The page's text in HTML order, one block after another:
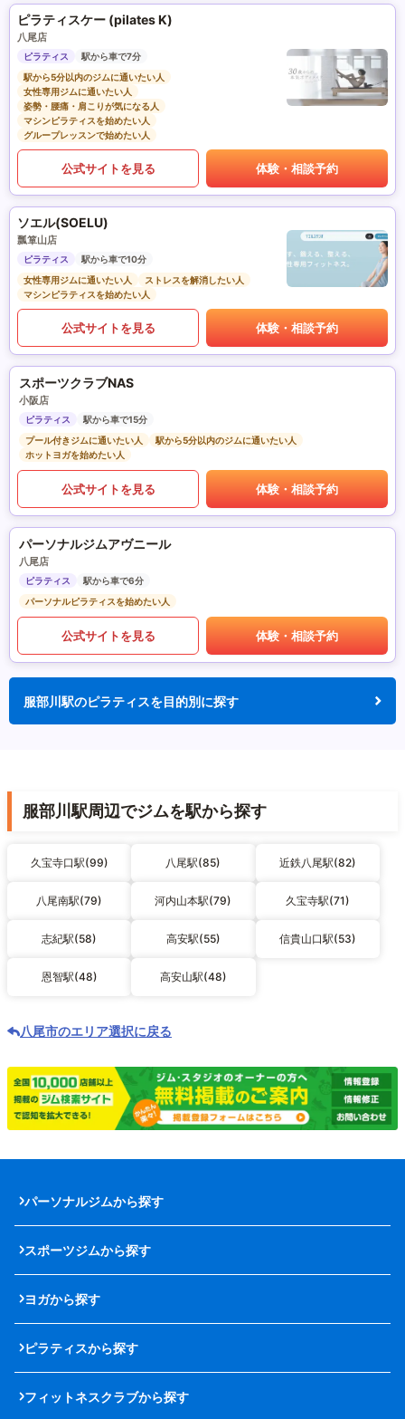
ピラティスケー (pilates K)
八尾店
ピラティス
駅から車で7分
駅から5分以内のジムに通いたい人
女性専用ジムに通いたい人
姿勢・腰痛・肩こりが気になる人
マシンピラティスを始めたい人
グループレッスンで始めたい人
公式サイトを見る 体験・相談予約
ソエル(SOELU)
瓢箪山店
ピラティス
駅から車で10分
女性専用ジムに通いたい人
ストレスを解消したい人
マシンピラティスを始めたい人
公式サイトを見る 体験・相談予約
スポーツクラブNAS
小阪店
ピラティス
駅から車で15分
プール付きジムに通いたい人
駅から5分以内のジムに通いたい人
ホットヨガを始めたい人
公式サイトを見る 体験・相談予約
パーソナルジムアヴニール
八尾店
ピラティス
駅から車で6分
パーソナルピラティスを始めたい人
公式サイトを見る 体験・相談予約
服部川駅のピラティスを目的別に探す
服部川駅周辺でジムを駅から探す
久宝寺口駅(99) 八尾駅(85) 近鉄八尾駅(82)
八尾南駅(79) 河内山本駅(79) 久宝寺駅(71)
志紀駅(58) 高安駅(55) 信貴山口駅(53)
恩智駅(48) 高安山駅(48)
八尾市のエリア選択に戻る
パーソナルジムから探す
スポーツジムから探す
ヨガから探す
ピラティスから探す
フィットネスクラブから探す